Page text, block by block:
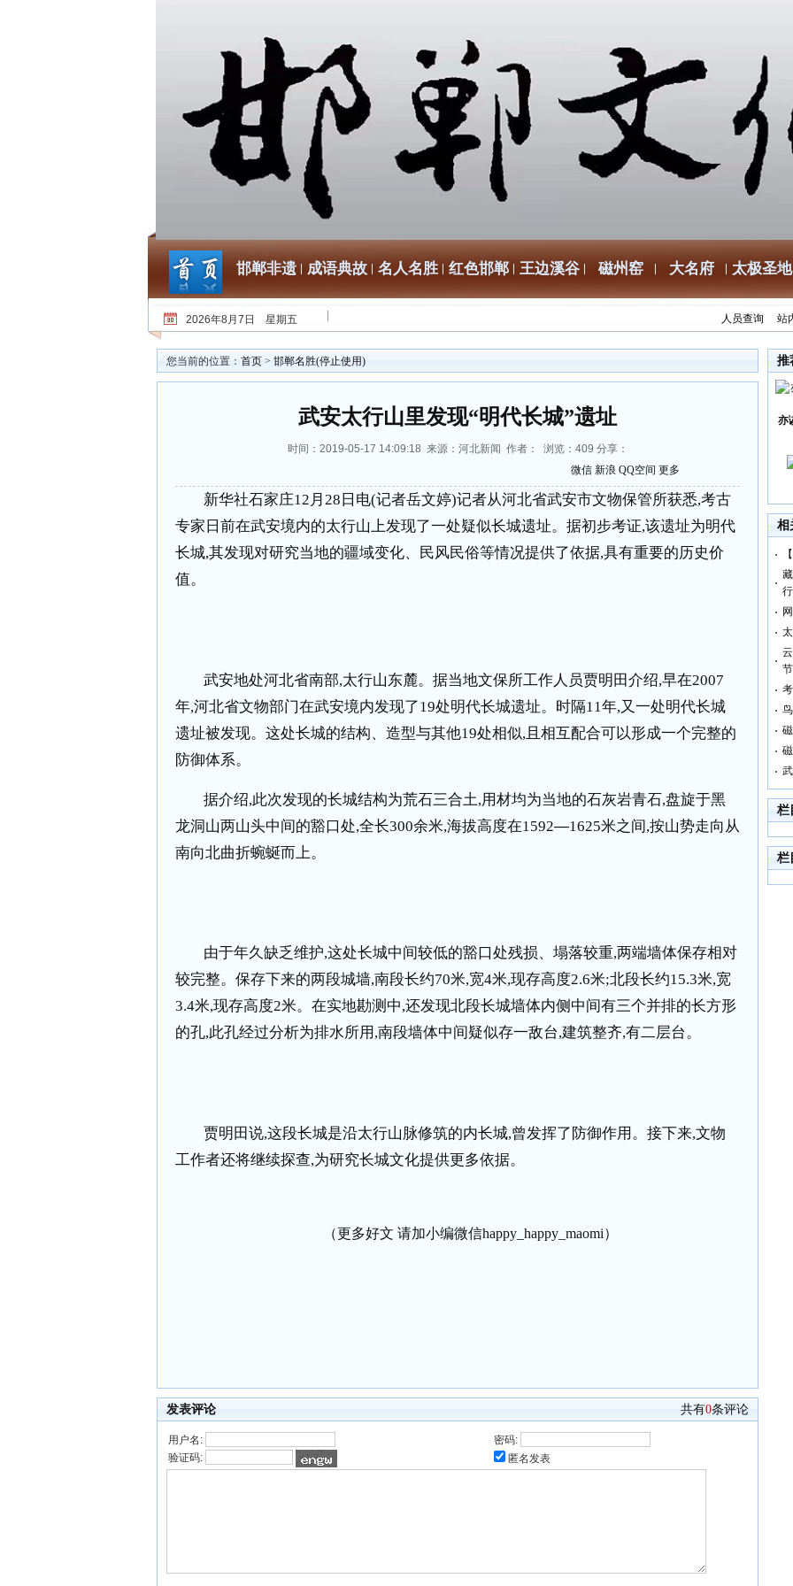
邯郸非遗 成语典故 名人名胜 红色邯郸 王边溪谷 磁州窑 大名府 太极圣地
2026年8月7日 星期五 人员查询 站
您当前的位置： 首页 > 邯郸名胜(停止使用)
武安太行山里发现“明代长城”遗址
时间：2019-05-17 14:09:18 来源：河北新闻 作者： 浏览： 409 分享：
微信 新浪 QQ空间 更多
新华社石家庄12 月 28 日电(记者岳文婷)记者从河北省武安市文物保管所获悉,考古
专家日前在武安境内的太行山上发现了一处疑似长城遗址。据初步考证,该遗址为明代
长城,其发现对研究当地的疆域变化、民风民俗等情况提供了依据,具有重要的历史价
值。
武安地处河北省南部,太行山东麓。据当地文保所工作人员贾明田介绍,早在2007
年,河北省文物部门在武安境内发现了19处明代长城遗址。时隔11年,又一处明代长城
遗址被发现。这处长城的结构、造型与其他19处相似, 且相互配合可以形成一个完整的
防御体系。
据介绍,此次发现的长城结构为荒石三合土,用材均为当地的石灰岩青石,盘旋于黑
龙洞山两山头中间的豁口处,全长300余米,海拔高度在1592—1625米之间,按山势走向从
南向北曲折蜿蜒而上。
由于年久缺乏维护,这处长城中间较低的豁口处残损、塌落较重,两端墙体保存相对
较完整。保存下来的两段城墙,南段长约70米,宽4米,现存高度2.6米;北段长约15.3米,宽
3.4米,现存高度2米。在实地勘测中,还发现北段长城墙体内侧中间有三个并排的长方形
的孔,此孔经过分析为排水所用 ,南段墙体中间疑似存一敌台,建筑整齐,有二层台。
贾明田说,这段长城是沿太行山脉修筑的内长城,曾发挥了防御作用。接下来,文物
工作者还将继续探查,为研究长城文化提供更多依据。
（更多好文 请加小编微信happy_happy_maomi）
发表评论 共有0条评论
用户名:
密码:
验证码:
匿名发表
推
亦
相
节
栏
栏